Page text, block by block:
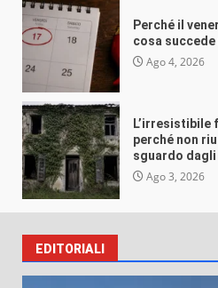
Misteri e insolito
L’irresistibile fascino
perché non riusciamo
sguardo dagli edifici
VEB Ago 3, 2026
Misteri e insolito
Perché crediamo (e
Perché il
cosa
Ago 4, 2026
L’irresistibile
perché non
sguardo
Ago 3, 2026
EDITORIALI